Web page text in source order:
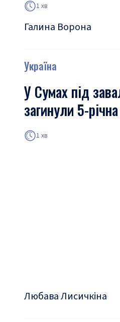
1 хв
Галина Ворона
Україна
У Сумах під
загинули 5-
1 хв
Любава Лисичкіна